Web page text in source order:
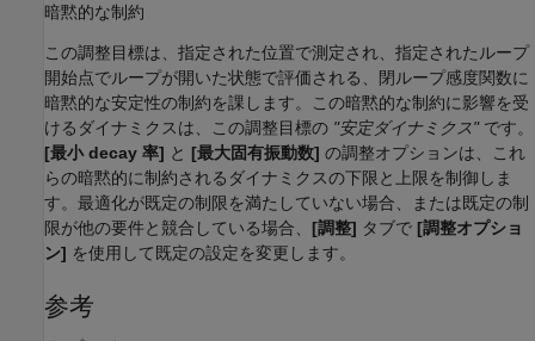
暗黙的な制約
この調整目標は、指定された位置で測定され、指定されたループ
開始点でループが開いた状態で評価される、閉ループ感度関数に
暗黙的な安定性の制約を課します。この暗黙的な制約に影響を受
けるダイナミクスは、この調整目標の "安定ダイナミクス"です。
[最小 decay 率] と [最大固有振動数] の調整オプションは、これ
らの暗黙的に制約されるダイナミクスの下限と上限を制御しま
す。最適化が既定の制限を満たしていない場合、または既定の制
限が他の要件と競合している場合、 [調整] タブで [調整オプショ
ン] を使用して既定の設定を変更します。
参考